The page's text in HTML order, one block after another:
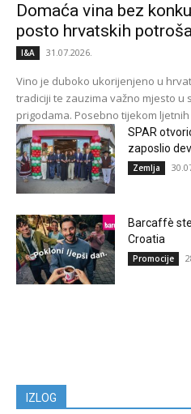
Domaća vina bez
posto hrvatskih
I&A 31.07.2026.
Vino je duboko ukorijenjeno u
tradiciji te zauzima važno mjesto u
prigodama. Posebno tijekom ljetnih
SPAR
zaposlio
Zemlja
Barcaffè
Croatia
Promocije
IZLOG